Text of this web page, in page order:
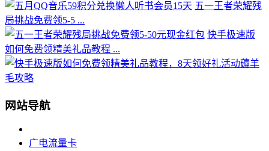
五一王者荣耀残
局挑战免费领5-5 ...
快手极速版
如何免费领精美礼品教程 ...
网站导航
广电流量卡